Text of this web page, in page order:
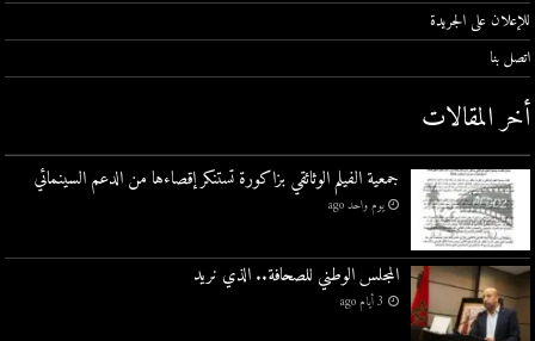
للإعلان على الجريدة
اتصل بنا
أخر المقالات
جمعية الفيلم الوثائقي بزاكورة تستنكر إقصاءها من الدعم السينمائي
يوم واحد ago
المجلس الوطني للصحافة.. الذي نريد
3 أيام ago